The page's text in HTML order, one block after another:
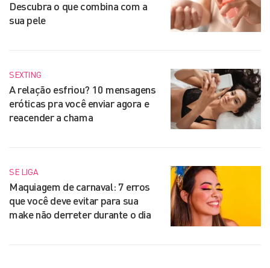
Descubra o que combina com a
sua pele
SEXTING
A relação esfriou? 10 mensagens
eróticas pra você enviar agora e
reacender a chama
SE LIGA
Maquiagem de carnaval: 7 erros
que você deve evitar para sua
make não derreter durante o dia